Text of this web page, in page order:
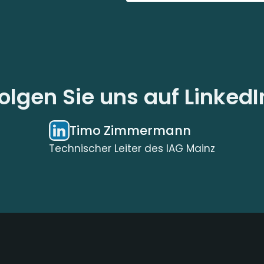
Sie uns auf
Timo Zimmermann
Technischer Leiter des IAG Mainz